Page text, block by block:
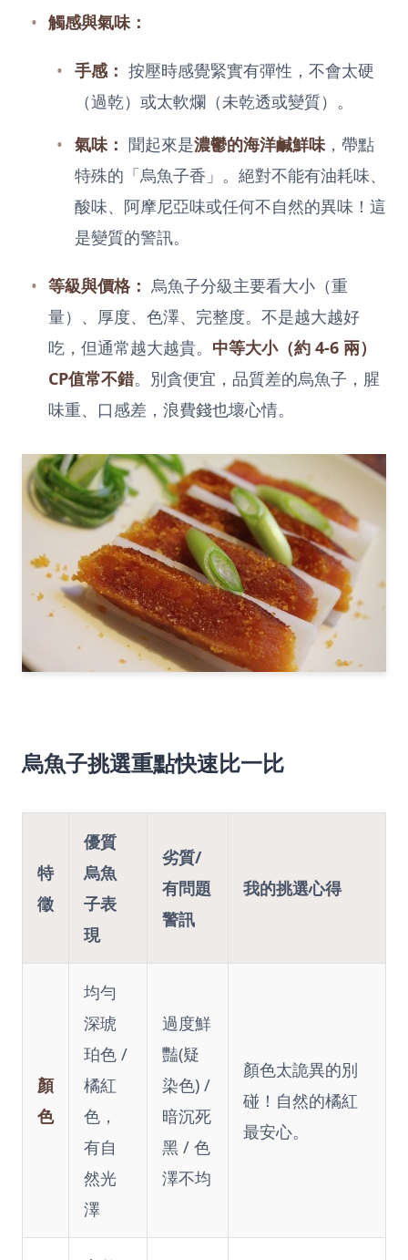
觸感與氣味：
手感： 按壓時感覺緊實有彈性，不會太硬
（過乾）或太軟爛（未乾透或變質）。
氣味： 聞起來是濃鬱的海洋鹹鮮味，帶點
特殊的「烏魚子香」。絕對不能有油耗味、
酸味、阿摩尼亞味或任何不自然的異味！這
是變質的警訊。
等級與價格： 烏魚子分級主要看大小（重
量）、厚度、色澤、完整度。不是越大越好
吃，但通常越大越貴。 中等大小（約 4-6 兩）
CP值常不錯。別貪便宜，品質差的烏魚子，腥
味重、口感差，浪費錢也壞心情。
烏魚子挑選重點快速比一比
特
徵
優質
烏魚
子表
現
劣質/
有問題
警訊
我的挑選心得
顏
色
均勻
深琥
珀色 /
橘紅
色，
有自
然光
澤
過度鮮
豔(疑
染色) /
暗沉死
黑 / 色
澤不均
顏色太詭異的別
碰！自然的橘紅
最安心。